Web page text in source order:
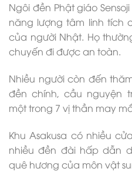
Ngôi đền Phật giáo
năng lượng tâm linh tích
của người Nhật. Họ
chuyến đi được an toàn.
Nhiều người còn đến
đền chính, cầu nguyện
một trong 7 vị thần may
Khu Asakusa có nhiều
nhiều đền đài hấp dẫn
quê hương của môn vật